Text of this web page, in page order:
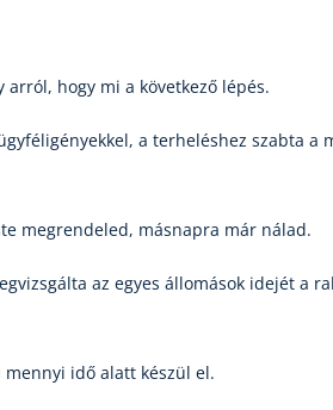
arról, hogy mi a következő lépés.
a terheléshez szabta
megrendeled, másnapra már nálad.
az egyes állomások idejét a
idő alatt készül el.